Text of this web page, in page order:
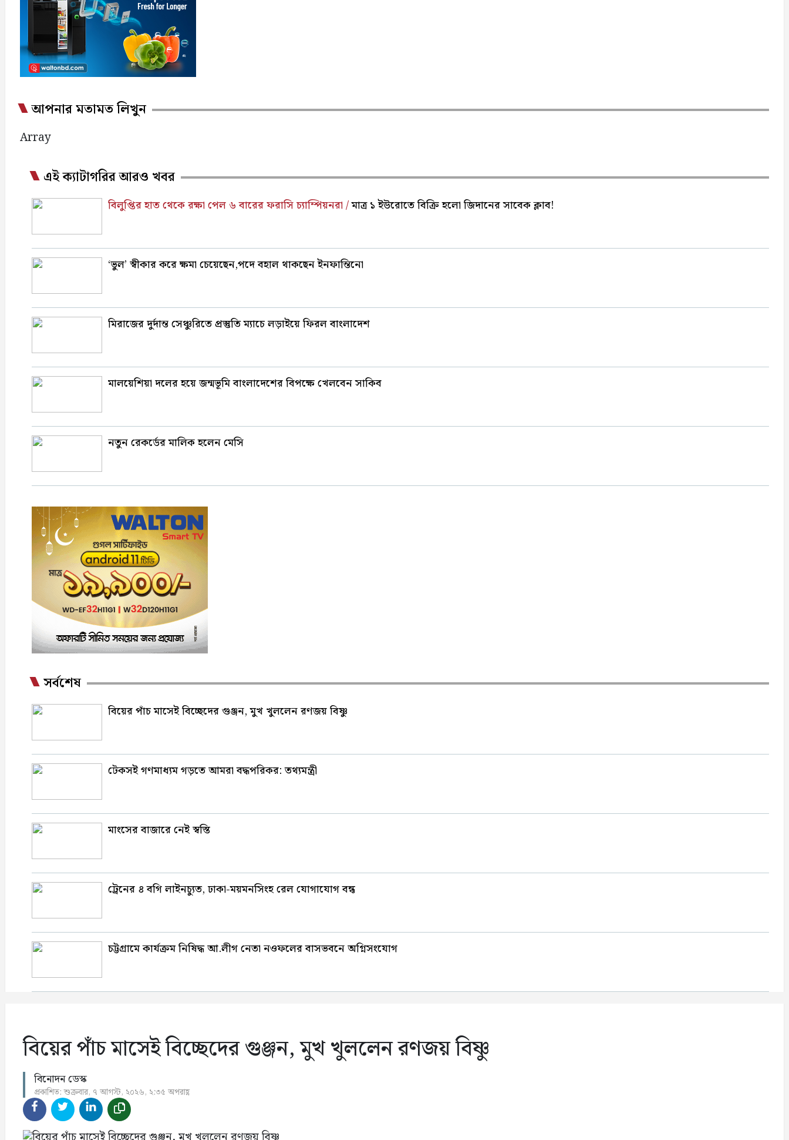
আপনার মতামত লিখুন
Array
এই ক্যাটাগরির আরও খবর
বিলুপ্তির হাত থেকে রক্ষা পেল ৬ বারের ফরাসি চ্যাম্পিয়নরা /মাত্র ১ ইউরোতে বিক্রি হলো জিদানের সাবেক ক্লাব!
‘ভুল’ স্বীকার করে ক্ষমা চেয়েছেন,পদে বহাল থাকছেন ইনফান্তিনো
মিরাজের দুর্দান্ত সেঞ্চুরিতে প্রস্তুতি ম্যাচে লড়াইয়ে ফিরল বাংলাদেশ
মালয়েশিয়া দলের হয়ে জন্মভূমি বাংলাদেশের বিপক্ষে খেলবেন সাকিব
নতুন রেকর্ডের মালিক হলেন মেসি
সর্বশেষ
বিয়ের পাঁচ মাসেই বিচ্ছেদের গুঞ্জন, মুখ খুললেন রণজয় বিষ্ণু
টেকসই গণমাধ্যম গড়তে আমরা বদ্ধপরিকর: তথ্যমন্ত্রী
মাংসের বাজারে নেই স্বস্তি
ট্রেনের ৪ বগি লাইনচ্যুত, ঢাকা-ময়মনসিংহ রেল যোগাযোগ বন্ধ
চট্টগ্রামে কার্যক্রম নিষিদ্ধ আ.লীগ নেতা নওফলের বাসভবনে অগ্নিসংযোগ
বিয়ের পাঁচ মাসেই বিচ্ছেদের গুঞ্জন, মুখ খুললেন রণজয় বিষ্ণু
বিনোদন ডেস্ক
প্রকাশিত: শুক্রবার, ৭ আগস্ট, ২০২৬, ২:৩৫ অপরাহ্ণ